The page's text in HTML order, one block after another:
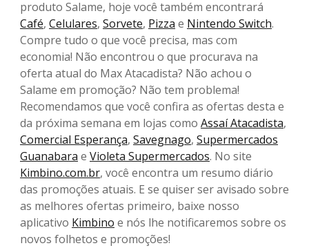
produto Salame, hoje você também encontrará
Café, Celulares, Sorvete, Pizza e Nintendo Switch.
Compre tudo o que você precisa, mas com
economia! Não encontrou o que procurava na
oferta atual do Max Atacadista? Não achou o
Salame em promoção? Não tem problema!
Recomendamos que você confira as ofertas desta e
da próxima semana em lojas como Assaí Atacadista,
Comercial Esperança, Savegnago, Supermercados
Guanabara e Violeta Supermercados. No site
Kimbino.com.br, você encontra um resumo diário
das promoções atuais. E se quiser ser avisado sobre
as melhores ofertas primeiro, baixe nosso
aplicativo Kimbino e nós lhe notificaremos sobre os
novos folhetos e promoções!